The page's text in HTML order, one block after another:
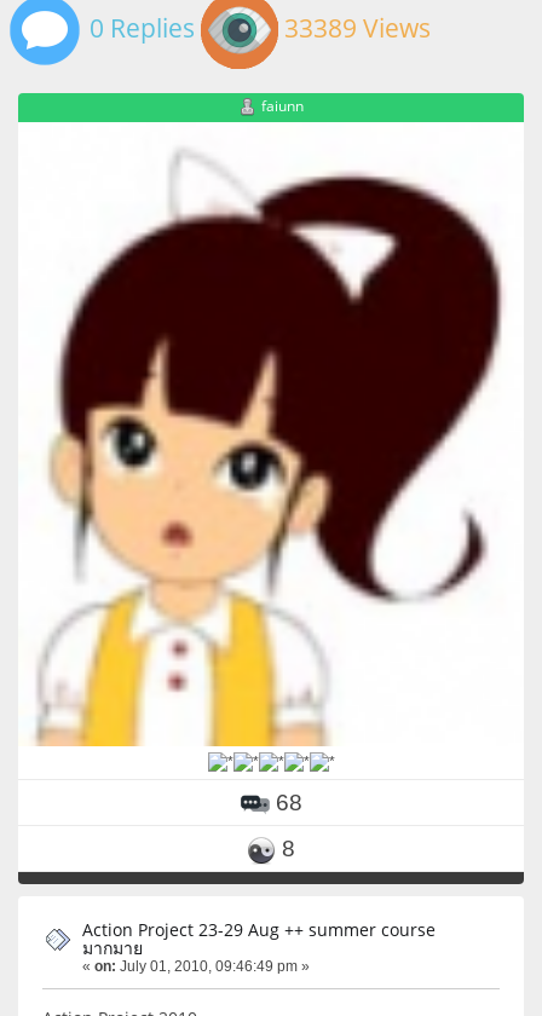
0 Replies 33389 Views
faiunn
68
8
Action Project 23-29 Aug ++ summer course
มากมาย
« on: July 01, 2010, 09:46:49 pm »